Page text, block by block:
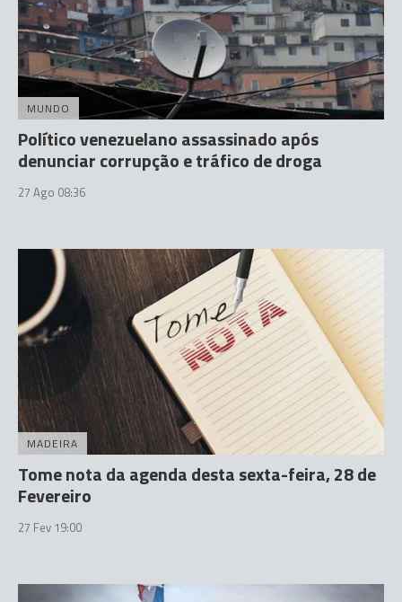
MUNDO
Político venezuelano assassinado após
denunciar corrupção e tráfico de droga
27 Ago 08:36
MADEIRA
Tome nota da agenda desta sexta-feira, 28 de
Fevereiro
27 Fev 19:00